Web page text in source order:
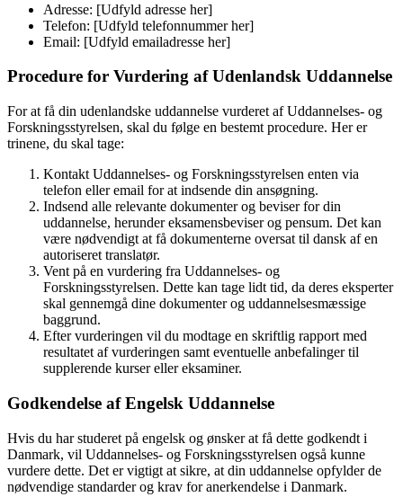
Adresse: [Udfyld adresse her]
Telefon: [Udfyld telefonnummer her]
Email: [Udfyld emailadresse her]
Procedure for Vurdering af Udenlandsk Uddannelse
For at få din udenlandske uddannelse vurderet af Uddannelses- og
Forskningsstyrelsen, skal du følge en bestemt procedure. Her er
trinene, du skal tage:
Kontakt Uddannelses- og Forskningsstyrelsen enten via
telefon eller email for at indsende din ansøgning.
Indsend alle relevante dokumenter og beviser for din
uddannelse, herunder eksamensbeviser og pensum. Det kan
være nødvendigt at få dokumenterne oversat til dansk af en
autoriseret translatør.
Vent på en vurdering fra Uddannelses- og
Forskningsstyrelsen. Dette kan tage lidt tid, da deres eksperter
skal gennemgå dine dokumenter og uddannelsesmæssige
baggrund.
Efter vurderingen vil du modtage en skriftlig rapport med
resultatet af vurderingen samt eventuelle anbefalinger til
supplerende kurser eller eksaminer.
Godkendelse af Engelsk Uddannelse
Hvis du har studeret på engelsk og ønsker at få dette godkendt i
Danmark, vil Uddannelses- og Forskningsstyrelsen også kunne
vurdere dette. Det er vigtigt at sikre, at din uddannelse opfylder de
nødvendige standarder og krav for anerkendelse i Danmark.